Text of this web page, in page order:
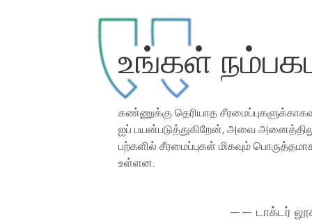
உங்கள்
கண்ணுக்கு தெரியாத
ஐப் பயன்படுத்துகிறேன், அவை
பற்களில் சீரமைப்புகள் மிகவும்
உள்ளன.
—— டாக்டர்